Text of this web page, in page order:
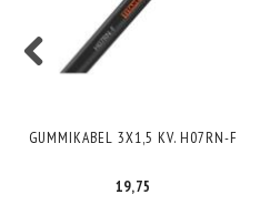
GUMMIKABEL 3X1,5 KV. H07RN-F
19,75